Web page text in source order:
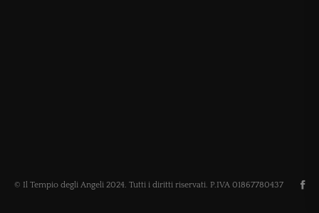
© Il Tempio degli Angeli 2024. Tutti i diritti riservati. P.IVA 01867780437